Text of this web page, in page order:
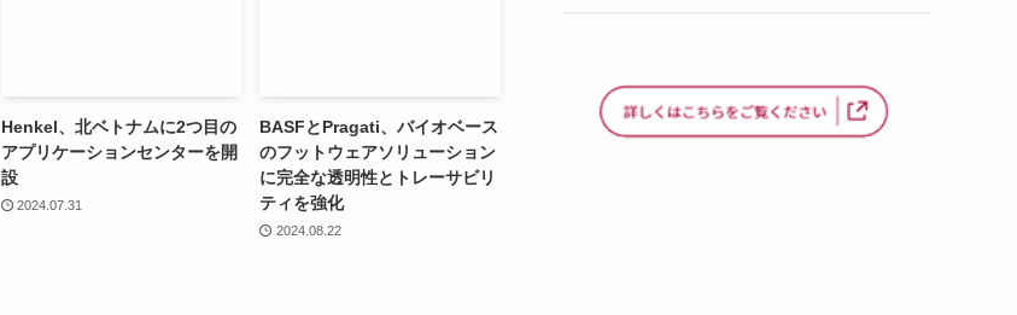
Henkel、北ベトナムに2つ目の
アプリケーションセンターを開
設
2024.07.31
BASFとPragati、バイオベース
のフットウェアソリューション
に完全な透明性とトレーサビリ
ティを強化
2024.08.22